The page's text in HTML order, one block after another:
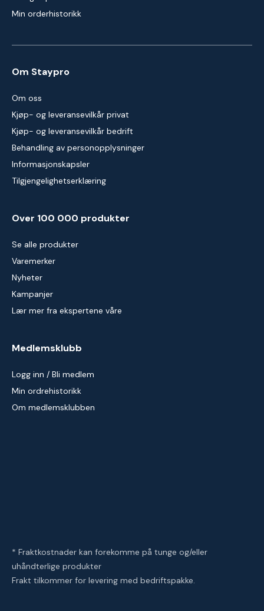
Min orderhistorikk
Om Staypro
Om oss
Kjøp- og leveransevilkår privat
Kjøp- og leveransevilkår bedrift
Behandling av personopplysninger
Informasjonskapsler
Tilgjengelighetserklæring
Over 100 000 produkter
Se alle produkter
Varemerker
Nyheter
Kampanjer
Lær mer fra ekspertene våre
Medlemsklubb
Logg inn / Bli medlem
Min ordrehistorikk
Om medlemsklubben
* Fraktkostnader kan forekomme på tunge og/eller
uhåndterlige produkter
Frakt tilkommer for levering med bedriftspakke.